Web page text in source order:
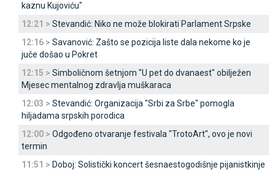
kaznu Kujoviću"
12:21 > Stevandić: Niko ne može blokirati Parlament Srpske
12:16 > Savanović: Zašto se pozicija liste dala nekome ko je
juče došao u Pokret
12:15 > Simboličnom šetnjom "U pet do dvanaest" obilježen
Mjesec mentalnog zdravlja muškaraca
12:03 > Stevandić: Organizacija "Srbi za Srbe" pomogla
hiljadama srpskih porodica
12:00 > Odgođeno otvaranje festivala "TrotoArt", ovo je novi
termin
11:51 > Doboj: Solistički koncert šesnaestogodišnje pijanistkinje